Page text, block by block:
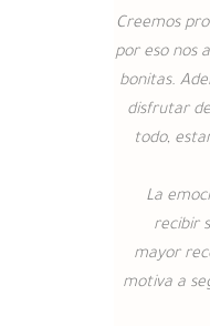
Creemos
por eso nos
bonitas.
disfrutar
todo,
La
recibir
mayor
motiva a